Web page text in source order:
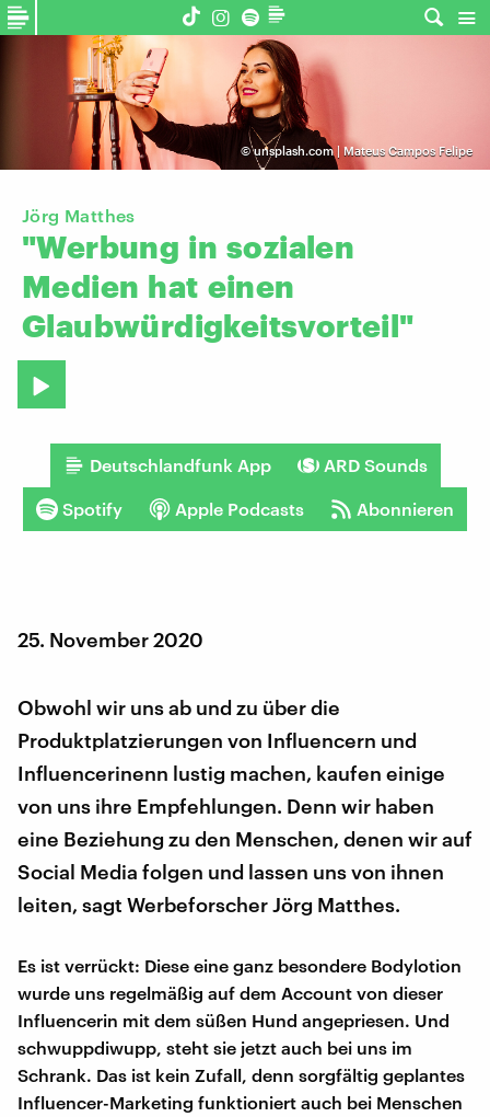
©unsplash.com | Mateus Campos Felipe
Jörg Matthes
"Werbung in sozialen
Medien hat einen
Glaubwürdigkeitsvorteil"
Deutschlandfunk App ARD Sounds
Spotify Apple Podcasts Abonnieren
25. November 2020
Obwohl wir uns ab und zu über die
Produktplatzierungen von Influencern und
Influencerinenn lustig machen, kaufen einige
von uns ihre Empfehlungen. Denn wir haben
eine Beziehung zu den Menschen, denen wir auf
Social Media folgen und lassen uns von ihnen
leiten, sagt Werbeforscher Jörg Matthes.
Es ist verrückt: Diese eine ganz besondere Bodylotion
wurde uns regelmäßig auf dem Account von dieser
Influencerin mit dem süßen Hund angepriesen. Und
schwuppdiwupp, steht sie jetzt auch bei uns im
Schrank. Das ist kein Zufall, denn sorgfältig geplantes
Influencer-Marketing funktioniert auch bei Menschen